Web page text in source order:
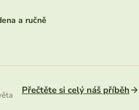
a ručně
Přečtěte si celý náš příběh